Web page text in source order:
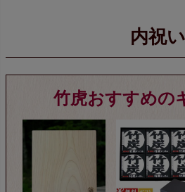
内祝い